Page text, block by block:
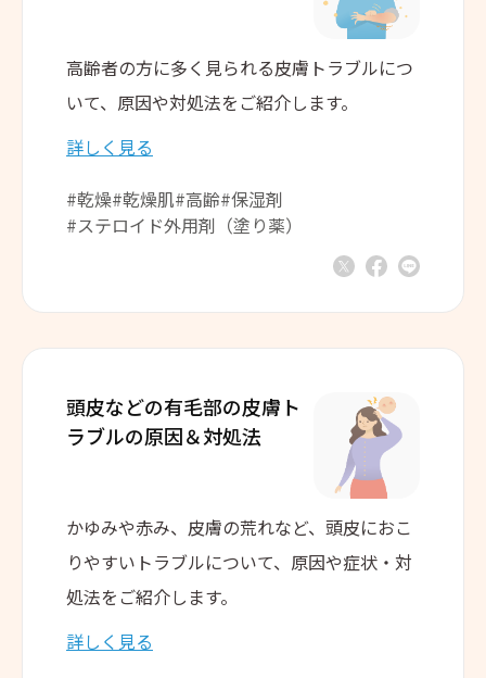
高齢者の方に多く見られる皮膚トラブルにつ
いて、原因や対処法をご紹介します。
詳しく見る
#乾燥#乾燥肌#高齢#保湿剤
#ステロイド外用剤（塗り薬）
頭皮などの有毛部の皮膚ト
ラブルの原因＆対処法
かゆみや赤み、皮膚の荒れなど、頭皮におこ
りやすいトラブルについて、原因や症状・対
処法をご紹介します。
詳しく見る